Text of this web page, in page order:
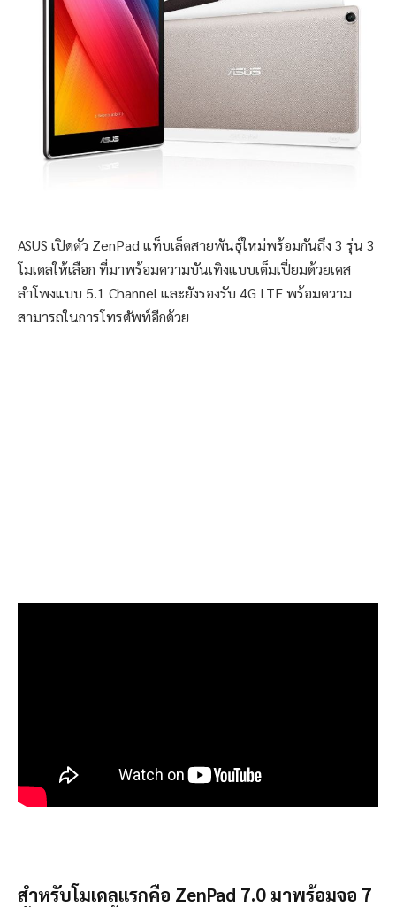
ASUS เปิดตัว ZenPad แท็บเล็ตสายพันธุ์ใหม่พร้อมกันถึง 3 รุ่น 3
โมเดลให้เลือก ที่มาพร้อมความบันเทิงแบบเต็มเปี่ยมด้วยเคส
ลำโพงแบบ 5.1 Channel และยังรองรับ 4G LTE พร้อมความ
สามารถในการโทรศัพท์อีกด้วย
สำหรับโมเดลแรกคือ ZenPad 7.0 มาพร้อมจอ 7